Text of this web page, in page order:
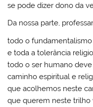
se pode dizer dono da
Da nossa parte,
todo o
e toda a tolerância
todo o ser humano
caminho espiritual e
que acolhemos neste
que querem neste